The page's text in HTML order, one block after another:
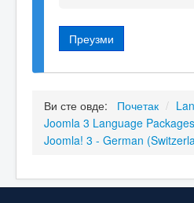
Преузми
Ви сте овде: Почетак /
Joomla 3 Language Packages
Joomla! 3 - German